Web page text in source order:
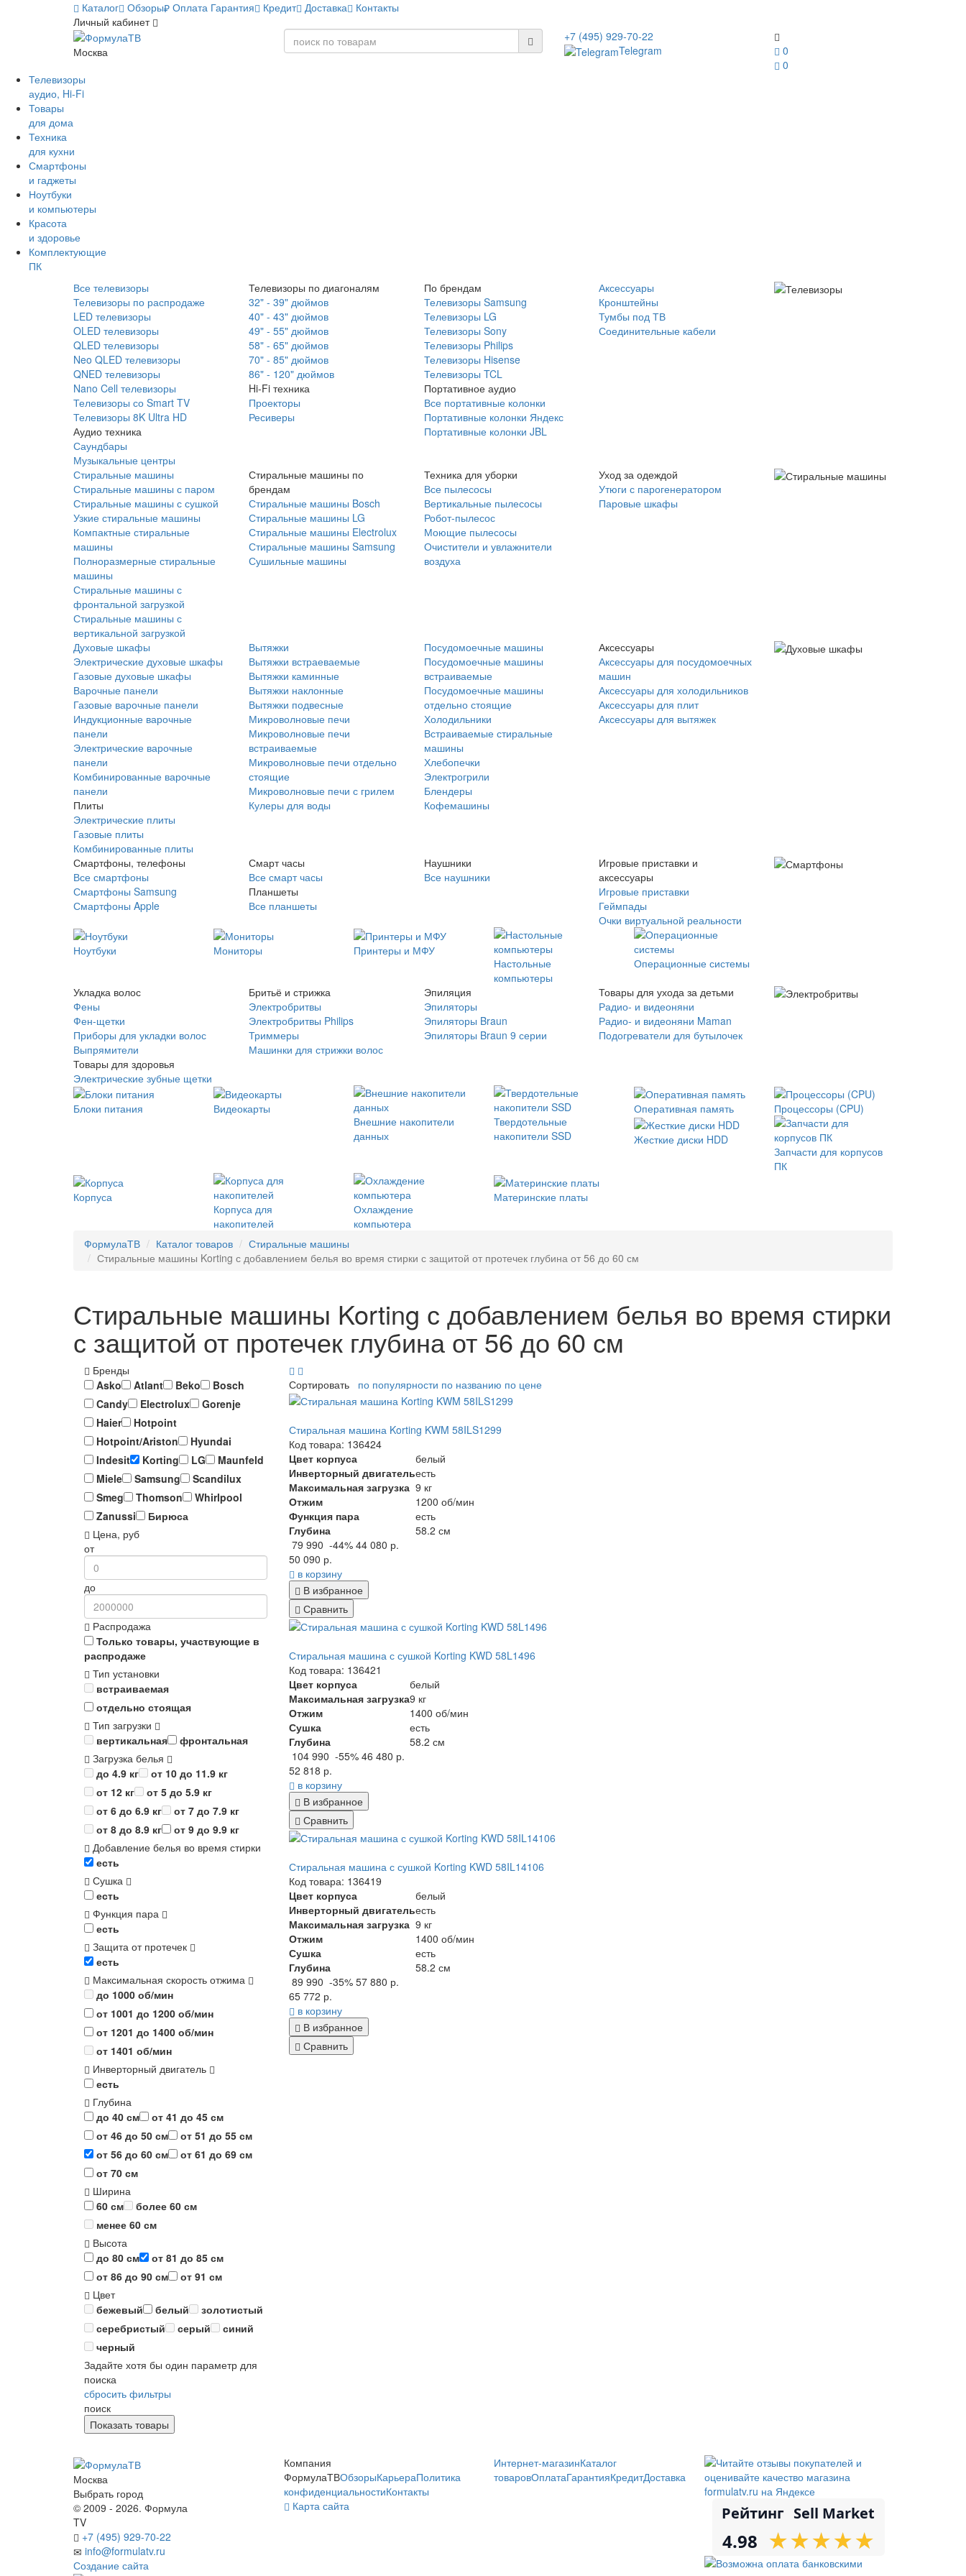
Каталог Обзоры Оплата Гарантия Кредит Доставка
Контакты
Личный кабинет
Москва
0
0
+7 (495) 929-70-22
Telegram
Телевизоры
аудио, Hi-Fi
Товары
для дома
Техника
для кухни
Смартфоны
и гаджеты
Ноутбуки
и компьютеры
Красота
и здоровье
Комплектующие
ПК
Все телевизоры
Телевизоры по распродаже
LED телевизоры
OLED телевизоры
QLED телевизоры
Neo QLED телевизоры
QNED телевизоры
Nano Cell телевизоры
Телевизоры со Smart TV
Телевизоры 8K Ultra HD
Аудио техника
Саундбары
Музыкальные центры
Телевизоры по диагоналям
32" - 39" дюймов
40" - 43" дюймов
49" - 55" дюймов
58" - 65" дюймов
70" - 85" дюймов
86" - 120" дюймов
Hi-Fi техника
Проекторы
Ресиверы
По брендам
Телевизоры Samsung
Телевизоры LG
Телевизоры Sony
Телевизоры Philips
Телевизоры Hisense
Телевизоры TCL
Портативное аудио
Все портативные колонки
Портативные колонки Яндекс
Портативные колонки JBL
Аксессуары
Кронштейны
Тумбы под ТВ
Соединительные кабели
Стиральные машины
Стиральные машины с паром
Стиральные машины с сушкой
Узкие стиральные машины
Компактные стиральные
машины
Полноразмерные стиральные
машины
Стиральные машины с
фронтальной загрузкой
Стиральные машины с
вертикальной загрузкой
Стиральные машины по
брендам
Стиральные машины Bosch
Стиральные машины LG
Стиральные машины Electrolux
Стиральные машины Samsung
Сушильные машины
Техника для уборки
Все пылесосы
Вертикальные пылесосы
Робот-пылесос
Моющие пылесосы
Очистители и увлажнители
воздуха
Уход за одеждой
Утюги с парогенератором
Паровые шкафы
Духовые шкафы
Электрические духовые шкафы
Газовые духовые шкафы
Варочные панели
Газовые варочные панели
Индукционные варочные
панели
Электрические варочные
панели
Комбинированные варочные
панели
Плиты
Электрические плиты
Газовые плиты
Комбинированные плиты
Вытяжки
Вытяжки встраеваемые
Вытяжки каминные
Вытяжки наклонные
Вытяжки подвесные
Микроволновые печи
Микроволновые печи
встраиваемые
Микроволновые печи отдельно
стоящие
Микроволновые печи с грилем
Кулеры для воды
Посудомоечные машины
Посудомоечные машины
встраиваемые
Посудомоечные машины
отдельно стоящие
Холодильники
Встраиваемые стиральные
машины
Хлебопечки
Электрогрили
Блендеры
Кофемашины
Аксессуары
Аксессуары для посудомоечных
машин
Аксессуары для холодильников
Аксессуары для плит
Аксессуары для вытяжек
Смартфоны, телефоны
Все смартфоны
Смартфоны Samsung
Смартфоны Apple
Смарт часы
Все смарт часы
Планшеты
Все планшеты
Наушники
Все наушники
Игровые приставки и
аксессуары
Игровые приставки
Геймпады
Очки виртуальной реальности
Ноутбуки Мониторы
Принтеры и МФУ
Настольные
компьютеры
Операционные системы
Укладка волос
Фены
Фен-щетки
Приборы для укладки волос
Выпрямители
Товары для здоровья
Электрические зубные щетки
Бритьё и стрижка
Электробритвы
Электробритвы Philips
Триммеры
Машинки для стрижки волос
Эпиляция
Эпиляторы
Эпиляторы Braun
Эпиляторы Braun 9 серии
Товары для ухода за детьми
Радио- и видеоняни
Радио- и видеоняни Maman
Подогреватели для бутылочек
Блоки питания
Видеокарты
Внешние накопители
данных
Твердотельные
накопители SSD
Оперативная память Процессоры (CPU)
Жесткие диски HDD
Запчасти для корпусов
ПК
Корпуса
Корпуса для
накопителей
Охлаждение
компьютера
Материнские платы
ФормулаТВ Каталог товаров
Стиральные машины
Стиральные машины Korting с добавлением белья во время стирки с защитой от протечек глубина от 56 до 60 см
Стиральные машины Korting с добавлением белья во время стирки
с защитой от протечек глубина от 56 до 60 см
Бренды
Asko
Atlant Beko
Bosch
Candy
Electrolux
Gorenje
Haier
Hotpoint
Hotpoint/Ariston
Hyundai
Indesit
Korting LG
Maunfeld
Miele
Samsung
Scandilux
Smeg
Thomson
Whirlpool
Zanussi
Бирюса
Цена, руб
от
до
Распродажа
Только товары, участвующие в
распродаже
Тип установки
встраиваемая
отдельно стоящая
Тип загрузки
вертикальная
фронтальная
Загрузка белья
до 4.9 кг
от 10 до 11.9 кг
от 12 кг
от 5 до 5.9 кг
от 6 до 6.9 кг
от 7 до 7.9 кг
от 8 до 8.9 кг
от 9 до 9.9 кг
Добавление белья во время стирки
есть
Сушка
есть
Функция пара
есть
Защита от протечек
есть
Максимальная скорость отжима
до 1000 об/мин
от 1001 до 1200 об/мин
от 1201 до 1400 об/мин
от 1401 об/мин
Инверторный двигатель
есть
Глубина
до 40 см
от 41 до 45 см
от 46 до 50 см
от 51 до 55 см
от 56 до 60 см
от 61 до 69 см
от 70 см
Ширина
60 см
более 60 см
менее 60 см
Высота
до 80 см
от 81 до 85 см
от 86 до 90 см
от 91 см
Цвет
бежевый
белый
золотистый
серебристый
серый
синий
черный
Задайте хотя бы один параметр для
поиска
сбросить фильтры
поиск
Сортировать по популярности по названию по цене
Стиральная машина Korting KWM 58ILS1299
Код товара: 136424
Цвет корпуса
белый
Инверторный двигательесть
Максимальная загрузка 9 кг
Отжим
1200 об/мин
Функция пара
есть
Глубина
58.2 см
79 990 -44% 44 080 р.
50 090 р.
в корзину
В избранное
Сравнить
Стиральная машина с сушкой Korting KWD 58L1496
Код товара: 136421
Цвет корпуса
белый
Максимальная загрузка9 кг
Отжим
1400 об/мин
Сушка
есть
Глубина
58.2 см
104 990 -55% 46 480 р.
52 818 р.
в корзину
В избранное
Сравнить
Стиральная машина с сушкой Korting KWD 58IL14106
Код товара: 136419
Цвет корпуса
белый
Инверторный двигательесть
Максимальная загрузка 9 кг
Отжим
1400 об/мин
Сушка
есть
Глубина
58.2 см
89 990 -35% 57 880 р.
65 772 р.
в корзину
В избранное
Сравнить
Москва
Выбрать город
© 2009 - 2026. Формула
TV
+7 (495) 929-70-22
info@formulatv.ru
Создание сайта
Компания
ФормулаТВОбзорыКарьераПолитика
конфиденциальностиКонтакты
Интернет-магазинКаталог
товаровОплатаГарантияКредитДоставка
Карта сайта
Рейтинг Sell Market
4.98 ★
★★
★★
★★
★★
★